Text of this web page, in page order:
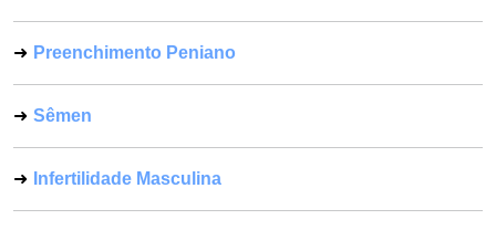
Preenchimento Peniano
Sêmen
Infertilidade Masculina